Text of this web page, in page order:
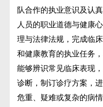
队合作的执业意识及认
人员的职业道德与健康
理与法律法规，完成临
和健康教育的执业任务
能够辨识常见临床表现
诊断，制订诊疗方案，
危重、疑难或复杂的病